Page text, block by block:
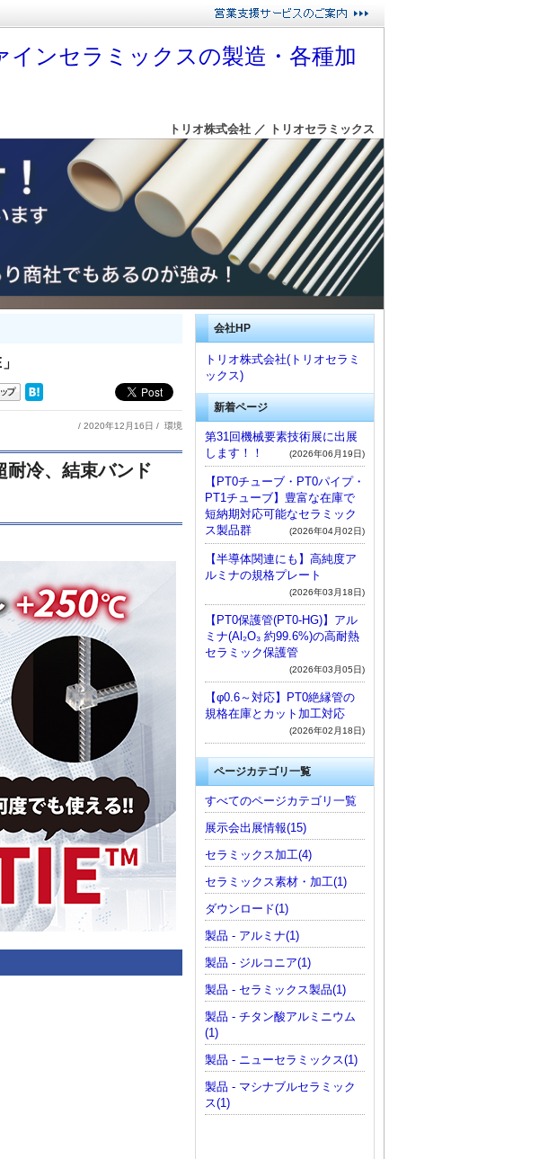
インセラミックスの製造・各種加
トリオ株式会社 ／ トリオセラミックス
/ 2020年12月16日 / 環境
冷、結束バンド
会社HP
トリオ株式会社(トリオセラミ
ックス)
新着ページ
第31回機械要素技術展に出展
します！！
(2026年06月19日)
【PT0チューブ・PT0パイプ・
PT1チューブ】豊富な在庫で
短納期対応可能なセラミック
ス製品群
(2026年04月02日)
【半導体関連にも】高純度ア
ルミナの規格プレート
(2026年03月18日)
【PT0保護管(PT0-HG)】アル
ミナ(Al₂O₃ 約99.6%)の高耐熱
セラミック保護管
(2026年03月05日)
【φ0.6～対応】PT0絶縁管の
規格在庫とカット加工対応
(2026年02月18日)
ページカテゴリ一覧
すべてのページカテゴリ一覧
展示会出展情報(15)
セラミックス加工(4)
セラミックス素材・加工(1)
ダウンロード(1)
製品 - アルミナ(1)
製品 - ジルコニア(1)
製品 - セラミックス製品(1)
製品 - チタン酸アルミニウム
(1)
製品 - ニューセラミックス(1)
製品 - マシナブルセラミック
ス(1)